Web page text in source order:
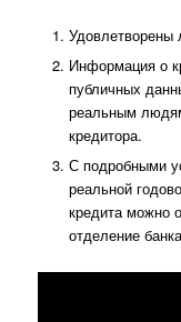
Удовлетворены
Информация о
публичных
реальным
кредитора.
С подробными
реальной
кредита можно
отделение